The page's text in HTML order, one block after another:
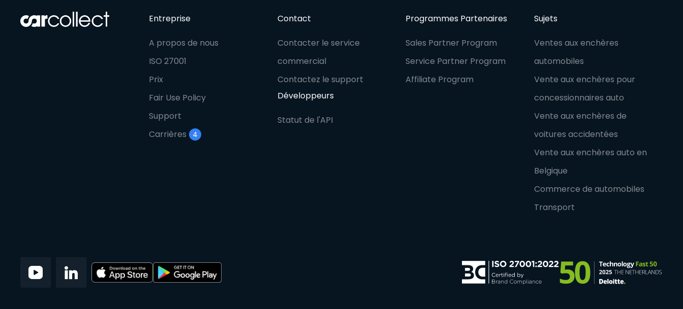
Entreprise
A propos de nous
ISO 27001
Prix
Fair Use Policy
Support
Carrières
4
Contact
Contacter le service
commercial
Contactez le support
Développeurs
Statut de l'API
Programmes Partenaires
Sales Partner Program
Service Partner Program
Affiliate Program
Sujets
Ventes aux enchères
automobiles
Vente aux enchères pour
concessionnaires auto
Vente aux enchères de
voitures accidentées
Vente aux enchères auto en
Belgique
Commerce de automobiles
Transport